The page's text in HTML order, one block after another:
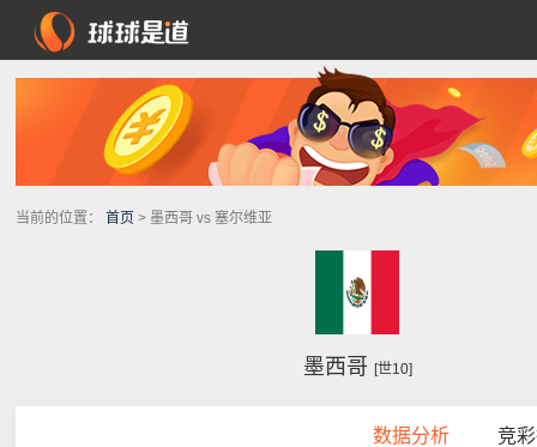
当前的位置： 首页 > 墨西哥 vs 塞尔维亚
墨西哥 [世10]
数据分析 竞